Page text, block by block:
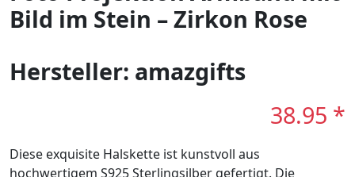
Bild im Stein – Zirkon Rose
Hersteller: amazgifts
38.95 *
Diese exquisite Halskette ist kunstvoll aus
hochwertigem S925 Sterlingsilber gefertigt. Die